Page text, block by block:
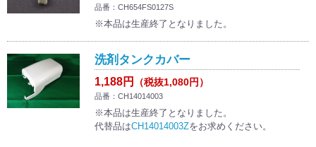
品番：CH654FS0127S
※本品は生産終了となりました。
洗剤タンクカバー
1,188円 （税抜1,080円）
品番：CH14014003
※本品は生産終了となりました。
代替品はCH14014003Zをお求めください。